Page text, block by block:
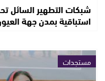
شبكات التطهير السائل
استباقية بمدن جهة
مستجدات